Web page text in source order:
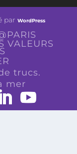
par WordPress
VALEURS
trucs.
mer